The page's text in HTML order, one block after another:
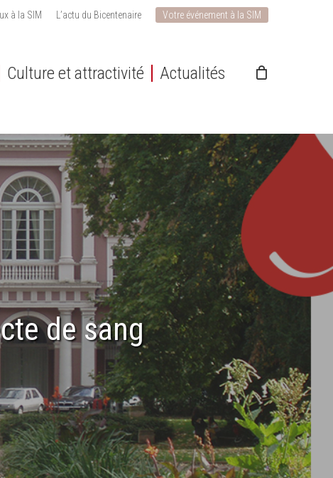
à la SIM L’actu du Bicentenaire Votre événement à la SIM
Culture et attractivité Actualités
de sang